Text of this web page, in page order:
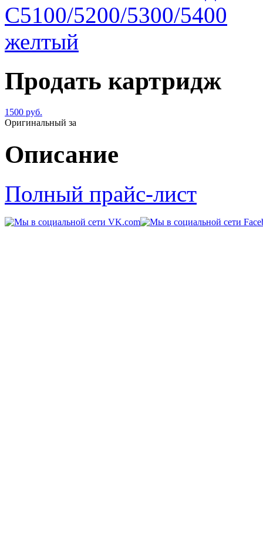
Продать картридж
1500 руб.
Оригинальный за
Описание
Полный прайс-лист